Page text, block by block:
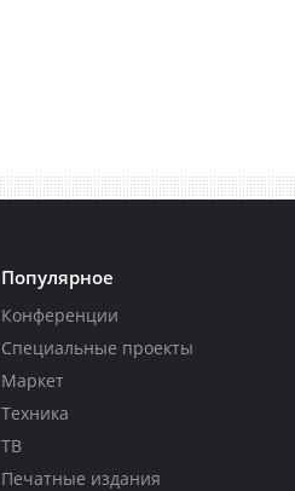
Популярное
Конференции
Специальные проекты
Маркет
Техника
ТВ
Печатные издания